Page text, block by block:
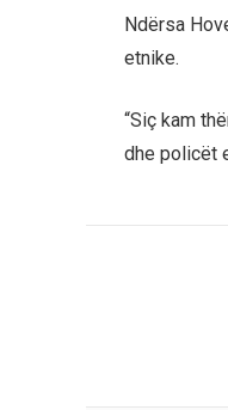
Ndërsa
etnike.
“Siç kam
dhe policët